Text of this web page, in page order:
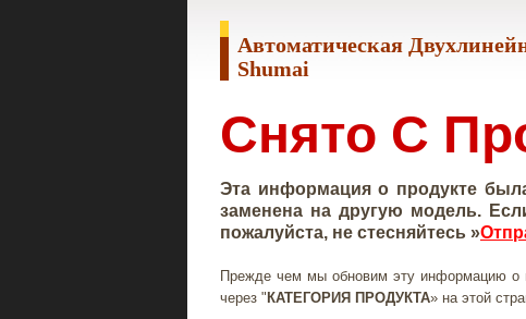
Автоматическая
Shumai
Снято С
Эта информация о продукте
заменена на другую модель.
пожалуйста, не стесняйтесь »
Прежде чем мы обновим эту информацию о
через " КАТЕГОРИЯ ПРОДУКТА» на этой